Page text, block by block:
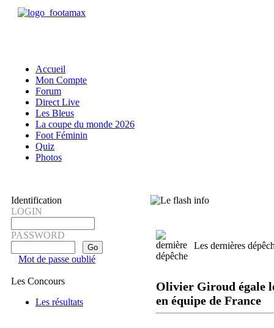
Accueil
Mon Compte
Forum
Direct Live
Les Bleus
La coupe du monde 2026
Foot Féminin
Quiz
Photos
Identification
LOGIN
PASSWORD
Mot de passe oublié
Les Concours
Les résultats
Les dernières
Olivier Giroud égale
en équipe de France